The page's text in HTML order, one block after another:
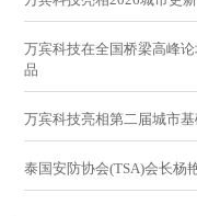
万宾科技在全国桥梁高峰
品
万宾科技亮相第二届城市
泰国安防协会(TSA)会长杨